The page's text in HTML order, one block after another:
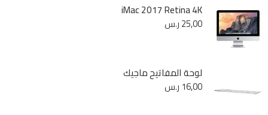
iMac 2017 Retina 4K
25,00ر.س
لوحة المفاتيح ماجيك
16,00 ر.س